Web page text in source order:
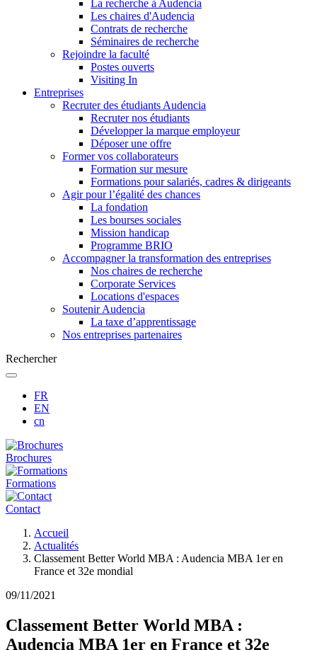
La recherche à Audencia
Les chaires d'Audencia
Contrats de recherche
Séminaires de recherche
Rejoindre la faculté
Postes ouverts
Visiting In
Entreprises
Recruter des étudiants Audencia
Recruter nos étudiants
Développer la marque employeur
Déposer une offre
Former vos collaborateurs
Formation sur mesure
Formations pour salariés, cadres & dirigeants
Agir pour l’égalité des chances
La fondation
Les bourses sociales
Mission handicap
Programme BRIO
Accompagner la transformation des entreprises
Nos chaires de recherche
Corporate Services
Locations d'espaces
Soutenir Audencia
La taxe d’apprentissage
Nos entreprises partenaires
Rechercher
FR
EN
cn
Brochures
Formations
Contact
d'Ariane
Accueil
Actualités
Classement Better World MBA : Audencia MBA 1er en
France et 32e mondial
09/11/2021
Classement Better World MBA :
Audencia MBA 1er en France et 32e